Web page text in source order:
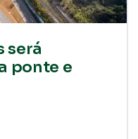
será
ponte e